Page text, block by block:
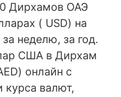
Дирхамов ОАЭ
( USD) на
неделю, за год.
США в Дирхам
онлайн с
курса валют,